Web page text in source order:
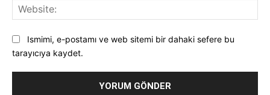
Ismimi, e-postamı ve web sitemi bir dahaki sefere bu
tarayıcıya kaydet.